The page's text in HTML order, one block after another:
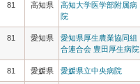
81 高知県
高知大学医学部附属病
院
81 愛知県
愛知県厚生農業協同組
合連合会 豊田厚生病院
81 愛媛県 愛媛県立中央病院